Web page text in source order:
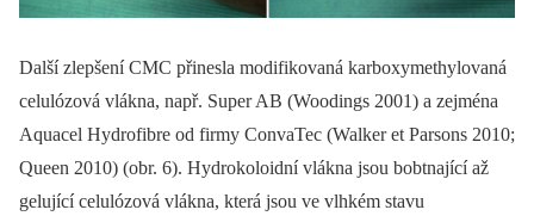
Další zlepšení CMC přinesla modifikovaná karboxymethylovaná
celulózová vlákna, např. Super AB (Woodings 2001) a zejména
Aquacel Hydrofibre od firmy ConvaTec (Walker et Parsons 2010;
Queen 2010) (obr. 6). Hydrokoloidní vlákna jsou bobtnající až
gelující celulózová vlákna, která jsou ve vlhkém stavu